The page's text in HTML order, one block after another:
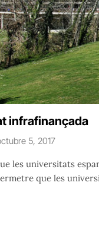
infrafinançada
5, 2017
les universitats
que les